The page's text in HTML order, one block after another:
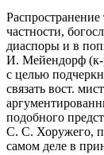
частности,
диаспоры и в
И. Мейендорф (к-
с целью
связать вост.
подобного
С. С. Хоружего,
самом деле в